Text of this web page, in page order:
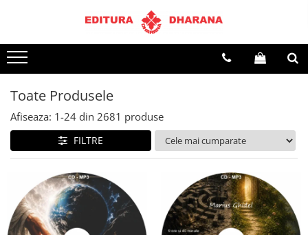
Terapii
Dietoterapie
Toate Produsele
Afiseaza: 1-24 din 2681 produse
FILTRE